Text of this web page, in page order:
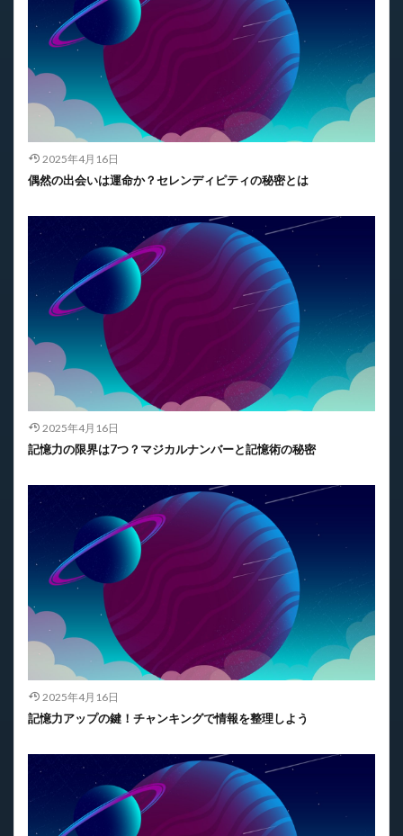
2025年4月16日
偶然の出会いは運命か？セレンディピティの秘密とは
2025年4月16日
記憶力の限界は7つ？マジカルナンバーと記憶術の秘密
2025年4月16日
記憶力アップの鍵！チャンキングで情報を整理しよう